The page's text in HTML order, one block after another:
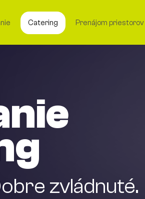
Catering Prenájom priestorov
zvládnuté.